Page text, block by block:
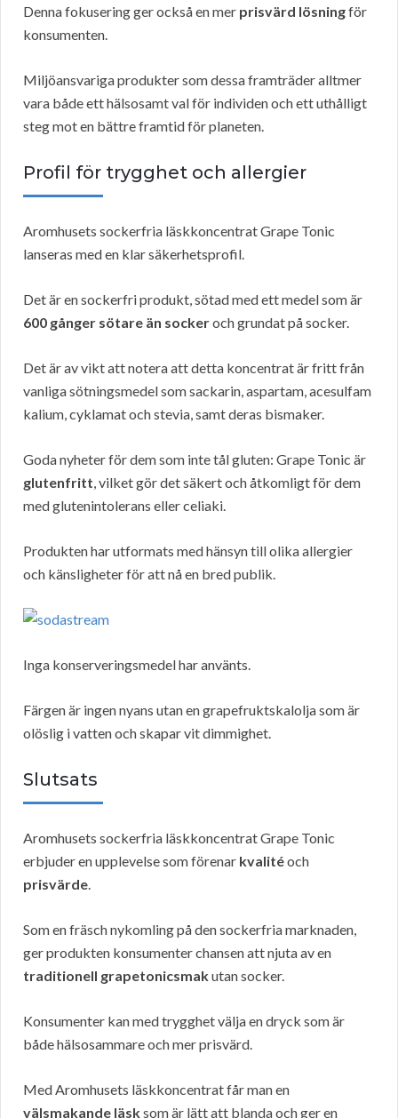
Denna fokusering ger också en mer prisvärd lösningför
konsumenten.
Miljöansvariga produkter som dessa framträder alltmer
vara både ett hälsosamt val för individen och ett uthålligt
steg mot en bättre framtid för planeten.
Profil för trygghet och allergier
Aromhusets sockerfria läskkoncentrat Grape Tonic
lanseras med en klar säkerhetsprofil.
Det är en sockerfri produkt, sötad med ett medel som är
600 gånger sötare än sockeroch grundat på socker.
Det är av vikt att notera att detta koncentrat är fritt från
vanliga sötningsmedel som sackarin, aspartam, acesulfam
kalium, cyklamat och stevia, samt deras bismaker.
Goda nyheter för dem som inte tål gluten: Grape Tonic är
glutenfritt, vilket gör det säkert och åtkomligt för dem
med glutenintolerans eller celiaki.
Produkten har utformats med hänsyn till olika allergier
och känsligheter för att nå en bred publik.
Inga konserveringsmedel har använts.
Färgen är ingen nyans utan en grapefruktskalolja som är
olöslig i vatten och skapar vit dimmighet.
Slutsats
Aromhusets sockerfria läskkoncentrat Grape Tonic
erbjuder en upplevelse som förenar kvalitéoch
prisvärde.
Som en fräsch nykomling på den sockerfria marknaden,
ger produkten konsumenter chansen att njuta av en
traditionell grapetonicsmakutan socker.
Konsumenter kan med trygghet välja en dryck som är
både hälsosammare och mer prisvärd.
Med Aromhusets läskkoncentrat får man en
välsmakande läsksom är lätt att blanda och ger en